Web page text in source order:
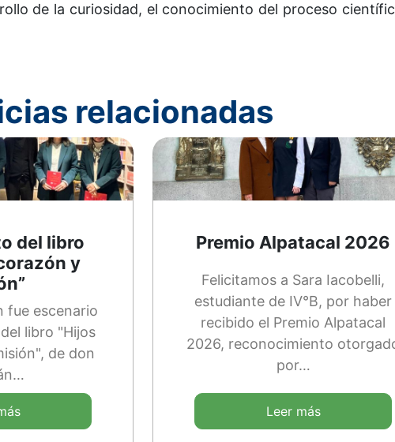
de la curiosidad, el conocimiento del proceso
relacionadas
del libro
y
fue escenario
libro "Hijos
de don
Premio Alpatacal 2026
Felicitamos a Sara Iacobelli,
estudiante de IV°B, por haber
recibido el Premio Alpatacal
2026, reconocimiento
por…
Leer más